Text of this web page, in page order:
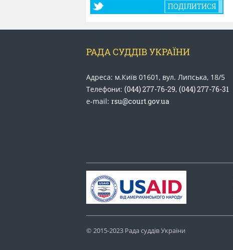
ПОДІЛИТИСЯ
РАДА СУДДІВ УКРАЇНИ
Адреса: м.Київ 01601, вул. Липська, 18/5
Телефони: (044) 277-76-29, (044) 277-76-31
e-mail: rsu@court.gov.ua
© 2015-2023 Рада суддів України